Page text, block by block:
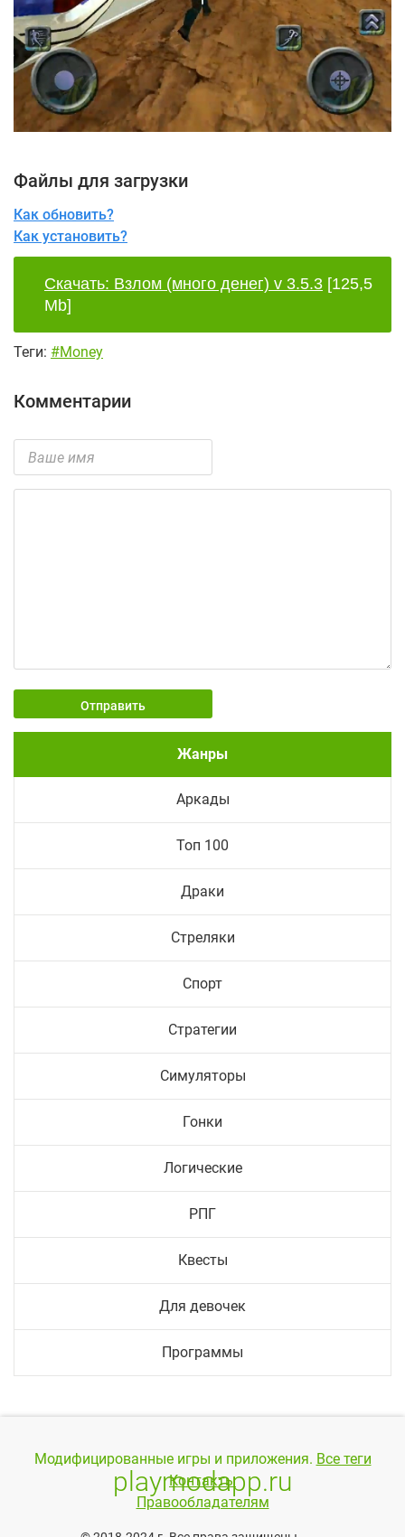
Файлы для загрузки
Как обновить?
Как установить?
Скачать: Взлом (много денег) v 3.5.3 [125,5
Mb]
Теги: #Money
Комментарии
Отправить
Жанры
Аркады
Топ 100
Драки
Стреляки
Спорт
Стратегии
Симуляторы
Гонки
Логические
РПГ
Квесты
Для девочек
Программы
playmodapp.ru
Модифицированные игры и приложения. Все теги
Контакты
Правообладателям